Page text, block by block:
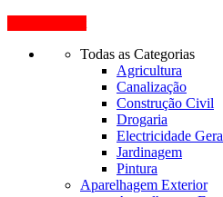
Todas as Categorias
Agricultura
Canalização
Construção Civil
Drogaria
Electricidade
Jardinagem
Pintura
Aparelhagem Exterior